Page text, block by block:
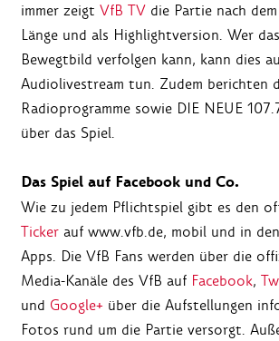
immer zeigt VfB TV die Partie nach
Länge und als Highlightversion. Wer
Bewegtbild verfolgen kann, kann dies
Audiolivestream tun. Zudem berichten
Radioprogramme sowie DIE NEUE
über das Spiel.
Das Spiel auf Facebook und Co.
Wie zu jedem Pflichtspiel gibt es den
Ticker auf www.vfb.de, mobil und in
Apps. Die VfB Fans werden über die
Media-Kanäle des VfB auf Facebook,
und Google+ über die Aufstellungen
Fotos rund um die Partie versorgt.